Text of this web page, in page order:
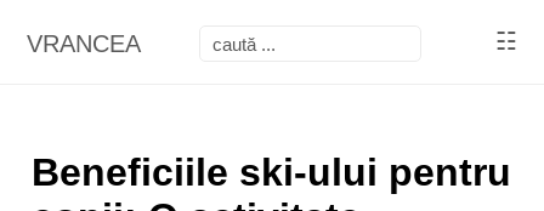
VRANCEA ☷
Beneficiile ski-ului pentru